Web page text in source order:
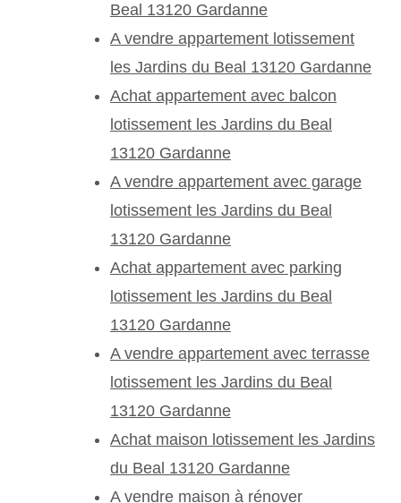
Beal 13120 Gardanne
A vendre appartement lotissement
les Jardins du Beal 13120 Gardanne
Achat appartement avec balcon
lotissement les Jardins du Beal
13120 Gardanne
A vendre appartement avec garage
lotissement les Jardins du Beal
13120 Gardanne
Achat appartement avec parking
lotissement les Jardins du Beal
13120 Gardanne
A vendre appartement avec terrasse
lotissement les Jardins du Beal
13120 Gardanne
Achat maison lotissement les Jardins
du Beal 13120 Gardanne
A vendre maison à rénover